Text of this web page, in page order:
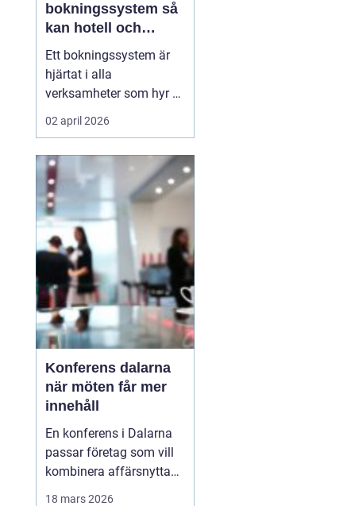
bokningssystem så
kan hotell och
uthyrning ta nästa
steg
Ett bokningssystem är
hjärtat i alla
verksamheter som hyr ut
rum, stugor eller andra
objekt. När bokningarna
mejl till webben behövs
verktyg som är lätta att
förstå, fungerar dygnet
runt och minskar risken
för dubbelbokningar...
02 april 2026
Konferens dalarna
när möten får mer
innehåll
En konferens i Dalarna
passar företag som vill
kombinera affärsnytta
18 mars 2026